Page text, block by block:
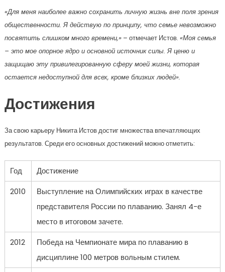
«Для меня наиболее важно сохранить личную жизнь вне поля зрения
общественности. Я действую по принципу, что семье невозможно
посвятить слишком много времени,»– отмечает Истов. «Моя семья
– это мое опорное ядро и основной источник силы. Я ценю и
защищаю эту привилегированную сферу моей жизни, которая
остается недоступной для всех, кроме близких людей».
Достижения
За свою карьеру Никита Истов достиг множества впечатляющих
результатов. Среди его основных достижений можно отметить:
Год
Достижение
2010
Выступление на Олимпийских играх в качестве
представителя России по плаванию. Занял 4-е
место в итоговом зачете.
2012
Победа на Чемпионате мира по плаванию в
дисциплине 100 метров вольным стилем.